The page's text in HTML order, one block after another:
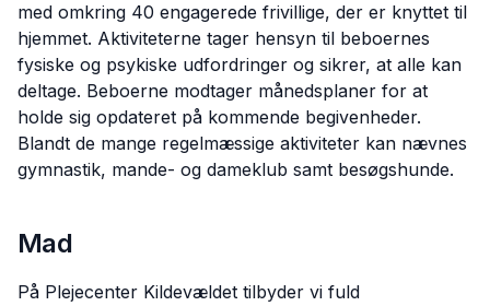
med omkring 40 engagerede frivillige, der er knyttet til
hjemmet. Aktiviteterne tager hensyn til beboernes
fysiske og psykiske udfordringer og sikrer, at alle kan
deltage. Beboerne modtager månedsplaner for at
holde sig opdateret på kommende begivenheder.
Blandt de mange regelmæssige aktiviteter kan nævnes
gymnastik, mande- og dameklub samt besøgshunde.
Mad
På Plejecenter Kildevældet tilbyder vi fuld